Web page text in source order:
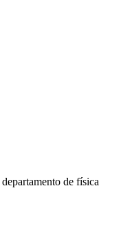
departamento de física